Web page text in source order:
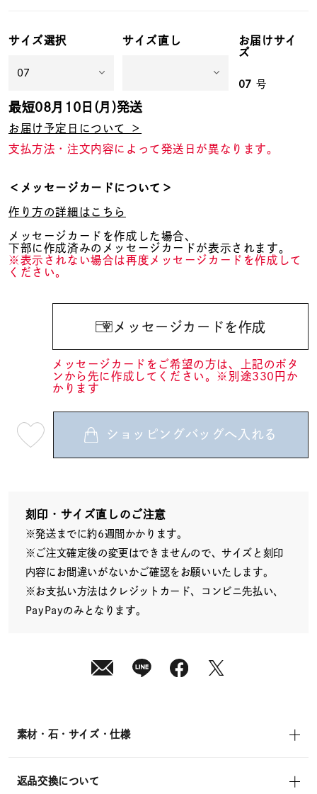
価格
在庫 在庫ありのみ
サイズ選択 サイズ直し
お届けサイ
ズ
07 号
最短08月10日(月)発送
お届け予定日について ＞
支払方法・注文内容によって発送日が異なります。
＜メッセージカードについて＞
作り方の詳細はこちら
メッセージカードを作成した場合、
下部に作成済みのメッセージカードが表示されます。
※表示されない場合は再度メッセージカードを作成して
ください。
メッセージカードを作成
メッセージカードをご希望の方は、上記のボタ
ンから先に作成してください。※別途330円か
かります
08
送
¥39,600 (tax
in)
ショッピングバッグへ入れる
刻印・サイズ直しのご注意
※発送までに約6週間かかります。
※ご注文確定後の変更はできませんので、サイズと刻印
内容にお間違いがないかご確認をお願いいたします。
※お支払い方法はクレジットカード、コンビニ先払い、
PayPayのみとなります。
素材・石・サイズ・仕様
返品交換について